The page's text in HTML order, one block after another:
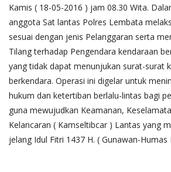
Kamis ( 18-05-2016 ) jam 08.30 Wita.
anggota Sat lantas Polres Lembata
sesuai dengan jenis Pelanggaran serta
Tilang terhadap Pengendara kendaraan
yang tidak dapat menunjukan surat-surat
berkendara. Operasi ini digelar untuk
hukum dan ketertiban berlalu-lintas bagi
guna mewujudkan Keamanan,
Kelancaran ( Kamseltibcar ) Lantas yang
jelang Idul Fitri 1437 H. ( Gunawan-Humas